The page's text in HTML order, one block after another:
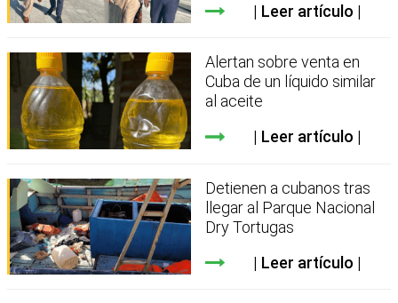
Leer artículo
Alertan sobre venta en
Cuba de un líquido similar
al aceite
Leer artículo
Detienen a cubanos tras
llegar al Parque Nacional
Dry Tortugas
Leer artículo